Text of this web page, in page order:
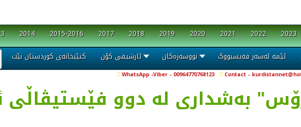
2014 2015-2016 2017 2018 2019 2020 2021 2022 2023
کتێبخانەی کوردستان نێت ئارشیفی کۆن نووسەرەکان ئێمە لەسەر فەیسبووک
WhatsApp -Viber - 00964770768123 Contact -
بەشداری لە دوو فێستیڤاڵی